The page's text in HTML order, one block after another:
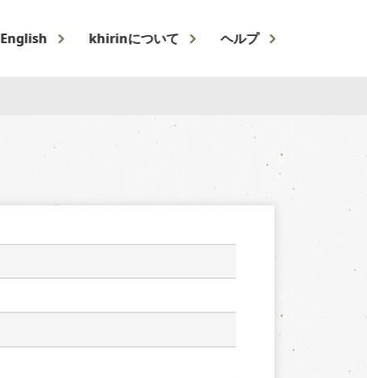
English khirinについて ヘルプ